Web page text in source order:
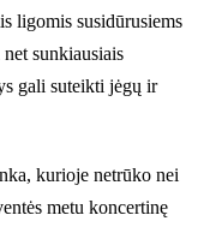
ligomis susidūrusiems
sunkiausiais
gali suteikti jėgų ir
kurioje netrūko nei
metu koncertinę